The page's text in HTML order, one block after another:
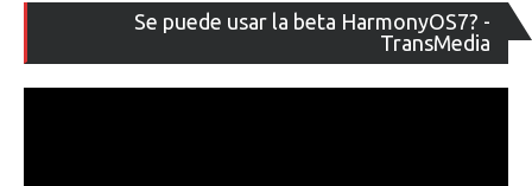
Se puede usar la beta HarmonyOS7? -
TransMedia
de